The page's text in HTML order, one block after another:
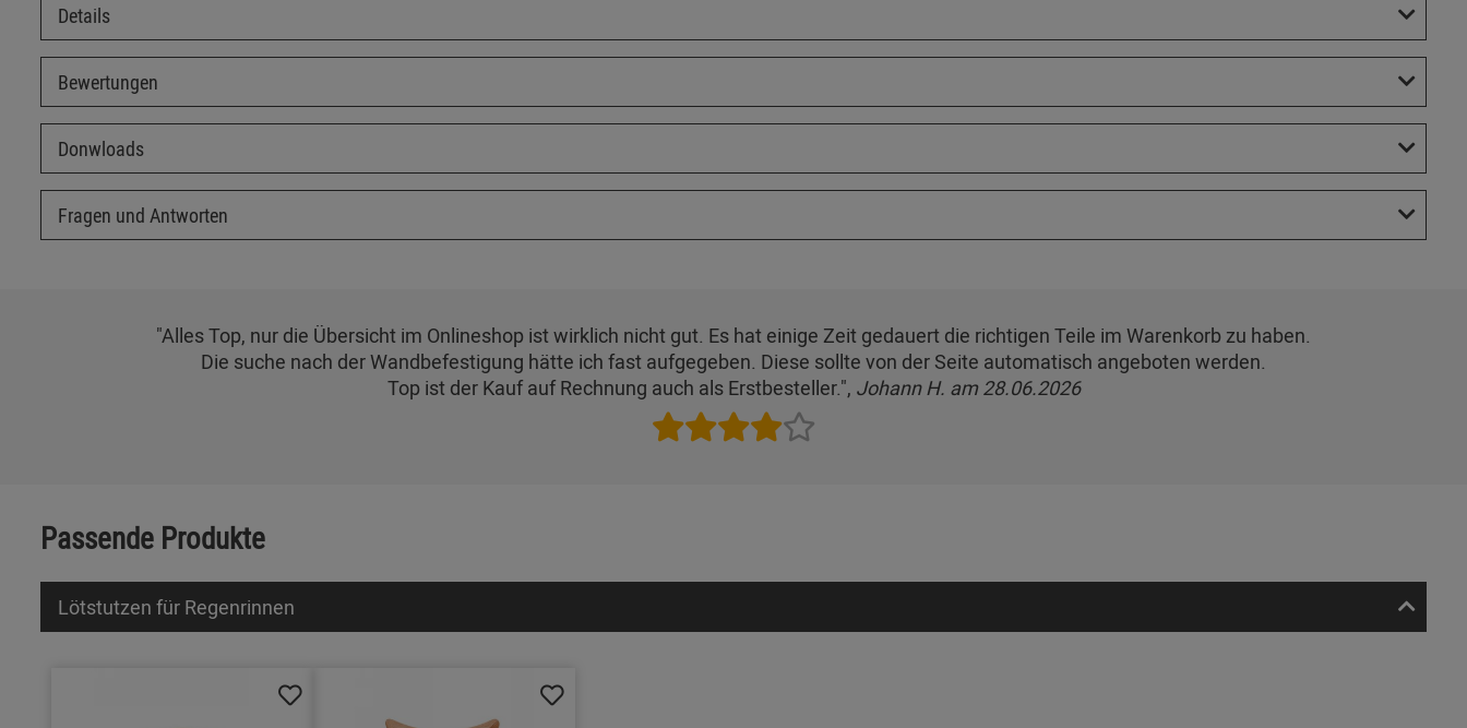
Details
Bewertungen
Donwloads
Fragen und Antworten
"Alles Top, nur die Übersicht im Onlineshop ist wirklich nicht gut. Es hat einige Zeit gedauert die richtigen Teile im Warenkorb zu haben.
Die suche nach der Wandbefestigung hätte ich fast aufgegeben. Diese sollte von der Seite automatisch angeboten werden.
Top ist der Kauf auf Rechnung auch als Erstbesteller.", Johann H. am 28.06.2026
Passende Produkte
Lötstutzen für Regenrinnen